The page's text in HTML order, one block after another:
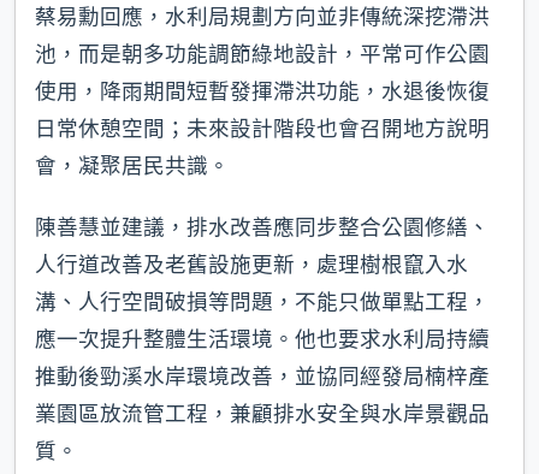
蔡易勳回應，水利局規劃方向並非傳統深挖滯洪
池，而是朝多功能調節綠地設計，平常可作公園
使用，降雨期間短暫發揮滯洪功能，水退後恢復
日常休憩空間；未來設計階段也會召開地方說明
會，凝聚居民共識。
陳善慧並建議，排水改善應同步整合公園修繕、
人行道改善及老舊設施更新，處理樹根竄入水
溝、人行空間破損等問題，不能只做單點工程，
應一次提升整體生活環境。他也要求水利局持續
推動後勁溪水岸環境改善，並協同經發局楠梓產
業園區放流管工程，兼顧排水安全與水岸景觀品
質。